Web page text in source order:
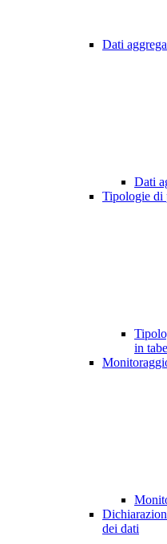
Dati
Dati
Tipologie di
in
dei dati